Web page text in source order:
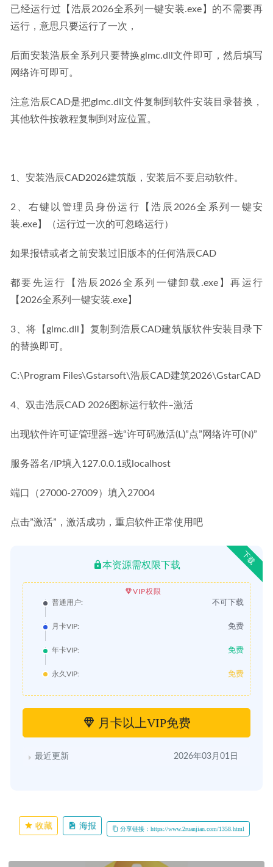
已经运行过【浩辰2026全系列一键安装.exe】的不需要再
运行，意思只要运行了一次，
后面安装浩辰全系列只要替换glmc.dll文件即可，然后填写
网络许可即可。
注意浩辰CAD是把glmc.dll文件复制到软件安装目录替换，
其他软件按教程复制到对应位置。
1、安装浩辰CAD2026建筑版，安装后不要启动软件。
2、右键以管理员身份运行【浩辰2026全系列一键安
装.exe】（运行过一次的可忽略运行）
如果报错或者之前安装过旧版本的任何浩辰CAD
都要先运行【浩辰2026全系列一键卸载.exe】再运行
【2026全系列一键安装.exe】
3、将【glmc.dll】复制到浩辰CAD建筑版软件安装目录下
的替换即可。
C:\Program Files\Gstarsoft\浩辰CAD建筑2026\GstarCAD
4、双击浩辰CAD 2026图标运行软件–激活
出现软件许可证管理器–选“许可码激活(L)”点”网络许可(N)”
服务器名/IP填入127.0.0.1或localhost
端口（27000-27009）填入27004
点击”激活”，激活成功，重启软件正常使用吧
下载
本资源需权限下载
VIP权限
普通用户:
不可下载
月卡VIP: 免费
年卡VIP: 免费
永久VIP: 免费
月卡以上VIP免费
最近更新 2026年03月01日
收藏 海报 分享链接：https://www.2ruanjian.com/1358.html